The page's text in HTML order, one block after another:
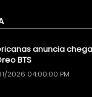
anuncia
BTS
2026 04:00:00 PM